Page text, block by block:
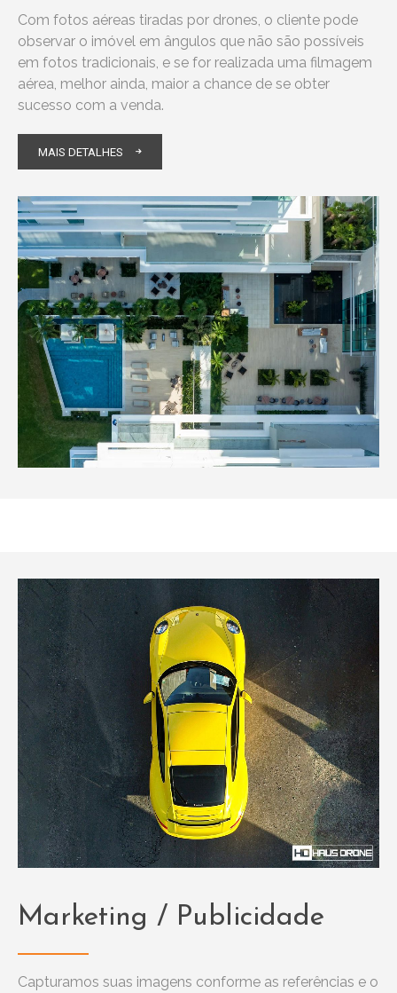
Com fotos aéreas tiradas por drones, o cliente pode
observar o imóvel em ângulos que não são possíveis
em fotos tradicionais, e se for realizada uma filmagem
aérea, melhor ainda, maior a chance de se obter
sucesso com a venda.
MAIS DETALHES
Marketing / Publicidade
Capturamos suas imagens conforme as referências e o